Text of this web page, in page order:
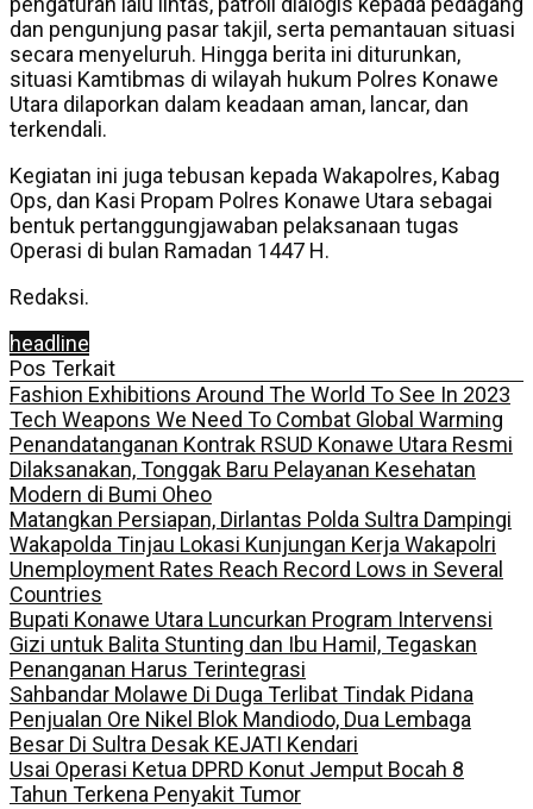
dan pengunjung pasar takjil, serta pemantauan situasi
secara menyeluruh. Hingga berita ini diturunkan,
situasi Kamtibmas di wilayah hukum Polres Konawe
Utara dilaporkan dalam keadaan aman, lancar, dan
terkendali.
Kegiatan ini juga tebusan kepada Wakapolres, Kabag
Ops, dan Kasi Propam Polres Konawe Utara sebagai
bentuk pertanggungjawaban pelaksanaan tugas
Operasi di bulan Ramadan 1447 H.
Redaksi.
headline
Pos Terkait
Fashion Exhibitions Around The World To See In 2023
Tech Weapons We Need To Combat Global Warming
Penandatanganan Kontrak RSUD Konawe Utara Resmi
Dilaksanakan, Tonggak Baru Pelayanan Kesehatan
Modern di Bumi Oheo
Matangkan Persiapan, Dirlantas Polda Sultra Dampingi
Wakapolda Tinjau Lokasi Kunjungan Kerja Wakapolri
Unemployment Rates Reach Record Lows in Several
Countries
Bupati Konawe Utara Luncurkan Program Intervensi
Gizi untuk Balita Stunting dan Ibu Hamil, Tegaskan
Penanganan Harus Terintegrasi
Sahbandar Molawe Di Duga Terlibat Tindak Pidana
Penjualan Ore Nikel Blok Mandiodo, Dua Lembaga
Besar Di Sultra Desak KEJATI Kendari
Usai Operasi Ketua DPRD Konut Jemput Bocah 8
Tahun Terkena Penyakit Tumor